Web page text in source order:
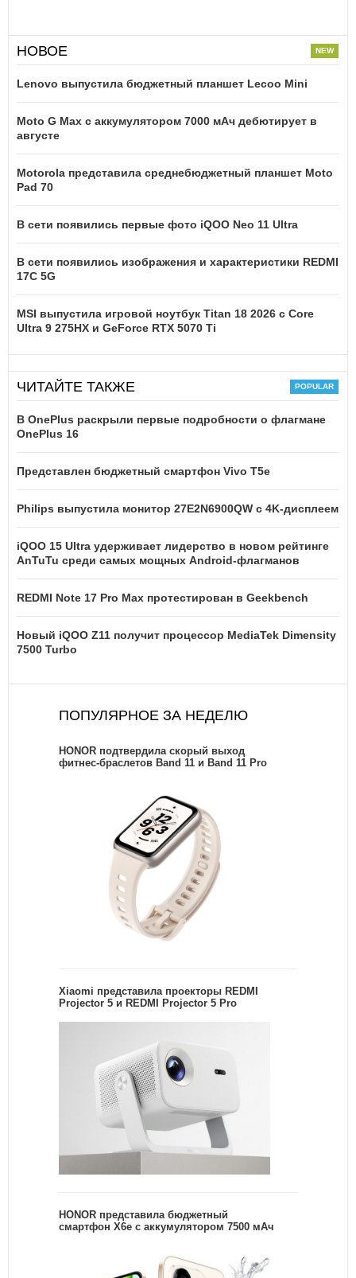
НОВОЕ
Lenovo выпустила бюджетный планшет Lecoo Mini
Moto G Max с аккумулятором 7000 мАч дебютирует в
августе
Motorola представила среднебюджетный планшет Moto
Pad 70
В сети появились первые фото iQOO Neo 11 Ultra
В сети появились изображения и характеристики REDMI
17C 5G
MSI выпустила игровой ноутбук Titan 18 2026 с Core
Ultra 9 275HX и GeForce RTX 5070 Ti
ЧИТАЙТЕ ТАКЖЕ
В OnePlus раскрыли первые подробности о флагмане
OnePlus 16
Представлен бюджетный смартфон Vivo T5e
Philips выпустила монитор 27E2N6900QW с 4K-дисплеем
iQOO 15 Ultra удерживает лидерство в новом рейтинге
AnTuTu среди самых мощных Android-флагманов
REDMI Note 17 Pro Max протестирован в Geekbench
Новый iQOO Z11 получит процессор MediaTek Dimensity
7500 Turbo
ПОПУЛЯРНОЕ ЗА НЕДЕЛЮ
HONOR подтвердила скорый выход
фитнес-браслетов Band 11 и Band 11 Pro
Xiaomi представила проекторы REDMI
Projector 5 и REDMI Projector 5 Pro
HONOR представила бюджетный
смартфон X6e с аккумулятором 7500 мАч